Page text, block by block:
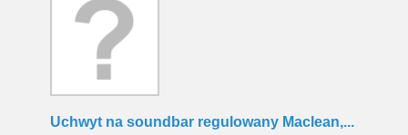
Uchwyt na soundbar regulowany Maclean,...